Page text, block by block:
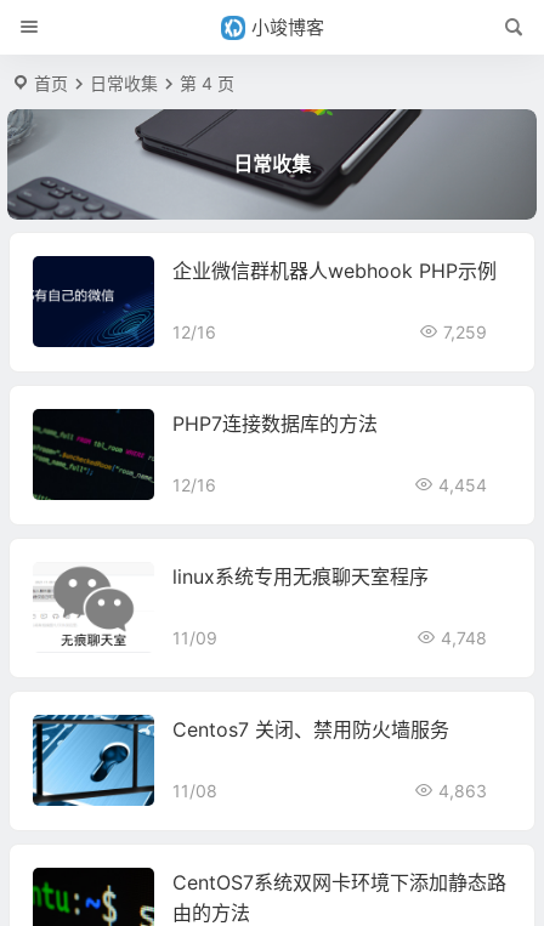
小竣博客
首页 日常收集 第 4 页
日常收集
企业微信群机器人webhook PHP示例
12/16 7,259
PHP7连接数据库的方法
12/16 4,454
linux系统专用无痕聊天室程序
11/09 4,748
Centos7 关闭、禁用防火墙服务
11/08 4,863
CentOS7系统双网卡环境下添加静态路
由的方法